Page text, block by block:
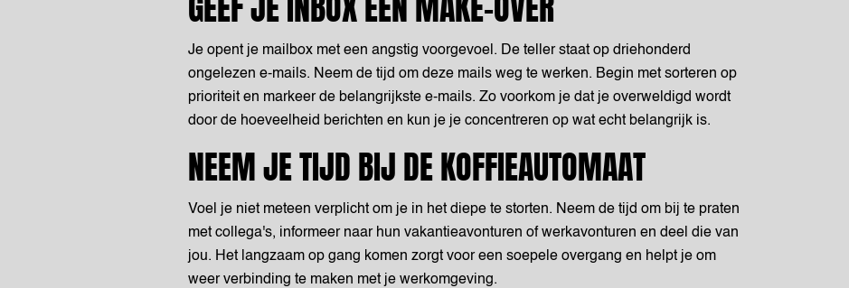
Je opent je mailbox met een angstig voorgevoel. De teller staat op driehonderd
ongelezen e-mails. Neem de tijd om deze mails weg te werken. Begin met sorteren op
prioriteit en markeer de belangrijkste e-mails. Zo voorkom je dat je overweldigd wordt
door de hoeveelheid berichten en kun je je concentreren op wat echt belangrijk is.
NEEM JE TIJD BIJ DE KOFFIEAUTOMAAT
Voel je niet meteen verplicht om je in het diepe te storten. Neem de tijd om bij te praten
met collega's, informeer naar hun vakantieavonturen of werkavonturen en deel die van
jou. Het langzaam op gang komen zorgt voor een soepele overgang en helpt je om
weer verbinding te maken met je werkomgeving.